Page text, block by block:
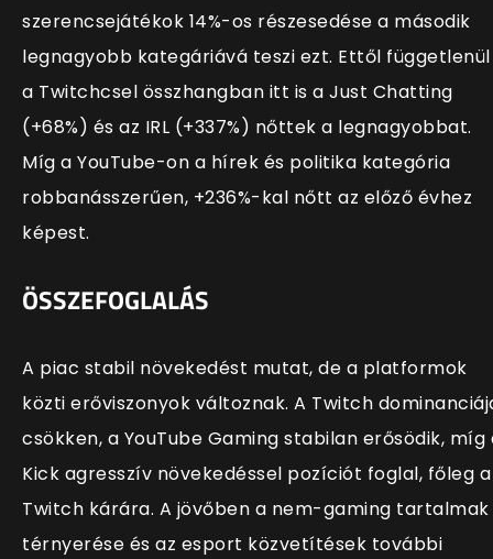
szerencsejátékok 14%-os részesedése a második
legnagyobb kategáriává teszi ezt. Ettől függetlenül
a Twitchcsel összhangban itt is a Just Chatting
(+68%) és az IRL (+337%) nőttek a legnagyobbat.
Míg a YouTube-on a hírek és politika kategória
robbanásszerűen, +236%-kal nőtt az előző évhez
képest.
ÖSSZEFOGLALÁS
A piac stabil növekedést mutat, de a platformok
közti erőviszonyok változnak. A Twitch
csökken, a YouTube Gaming stabilan erősödik, míg
Kick agresszív növekedéssel pozíciót foglal, főleg a
Twitch kárára. A jövőben a nem-gaming tartalmak
térnyerése és az esport közvetítések további